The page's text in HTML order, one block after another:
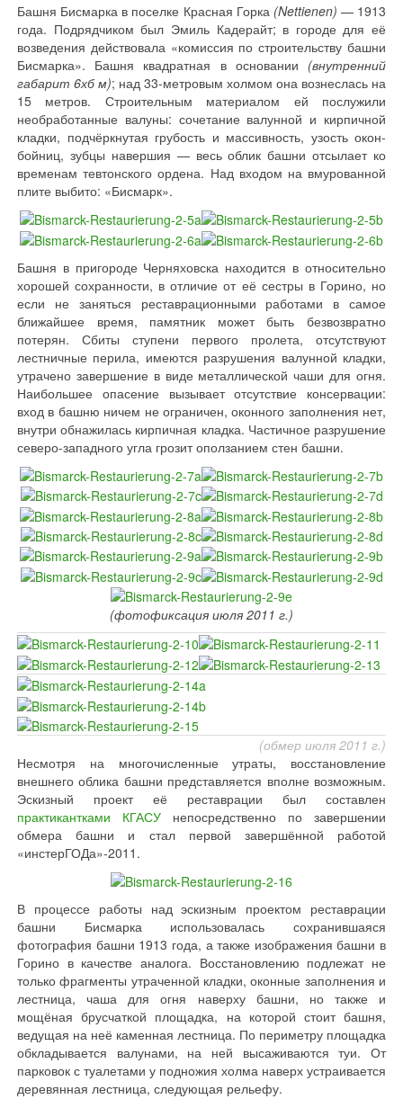
Башня Бисмарка в поселке Красная Горка (Nettienen) — 1913
года. Подрядчиком был Эмиль Кадерайт; в городе для её
возведения действовала «комиссия по строительству башни
Бисмарка». Башня квадратная в основании (внутренний
габарит 6хб м); над 33-метровым холмом она вознеслась на
15 метров. Строительным материалом ей послужили
необработанные валуны: сочетание валунной и кирпичной
кладки, подчёркнутая грубость и массивность, узость окон-
бойниц, зубцы навершия — весь облик башни отсылает ко
временам тевтонского ордена. Над входом на вмурованной
плите выбито: «Бисмарк».
Башня в пригороде Черняховска находится в относительно
хорошей сохранности, в отличие от её сестры в Горино, но
если не заняться реставрационными работами в самое
ближайшее время, памятник может быть безвозвратно
потерян. Сбиты ступени первого пролета, отсутствуют
лестничные перила, имеются разрушения валунной кладки,
утрачено завершение в виде металлической чаши для огня.
Наибольшее опасение вызывает отсутствие консервации:
вход в башню ничем не ограничен, оконного заполнения нет,
внутри обнажилась кирпичная кладка. Частичное разрушение
северо-западного угла грозит оползанием стен башни.
(фотофиксация июля 2011 г.)
(обмер июля 2011 г.)
Несмотря на многочисленные утраты, восстановление
внешнего облика башни представляется вполне возможным.
Эскизный проект её реставрации был составлен
практикантками КГАСУ непосредственно по завершении
обмера башни и стал первой завершённой работой
«инстерГОДа»-2011.
В процессе работы над эскизным проектом реставрации
башни Бисмарка использовалась сохранившаяся
фотография башни 1913 года, а также изображения башни в
Горино в качестве аналога. Восстановлению подлежат не
только фрагменты утраченной кладки, оконные заполнения и
лестница, чаша для огня наверху башни, но также и
мощёная брусчаткой площадка, на которой стоит башня,
ведущая на неё каменная лестница. По периметру площадка
обкладывается валунами, на ней высаживаются туи. От
парковок с туалетами у подножия холма наверх устраивается
деревянная лестница, следующая рельефу.